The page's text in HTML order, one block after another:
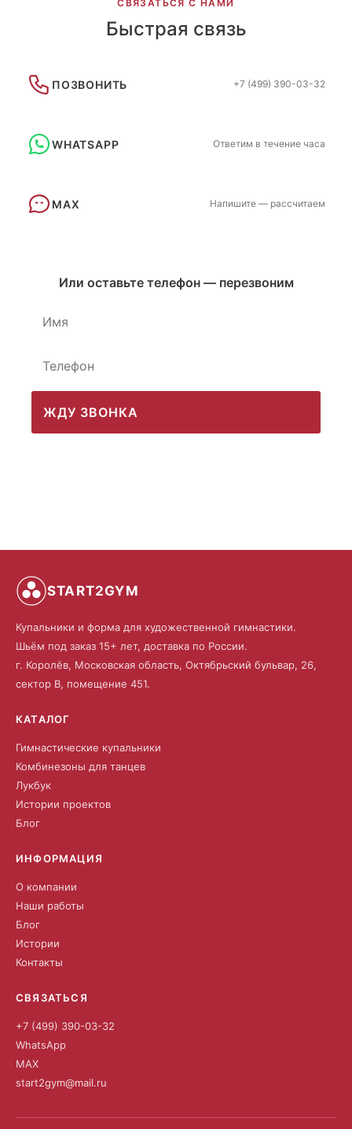
СВЯЗАТЬСЯ С НАМИ
Быстрая связь
ПОЗВОНИТЬ +7 (499) 390-03-32
WHATSAPP Ответим в течение часа
MAX Напишите — рассчитаем
Или оставьте телефон — перезвоним
ЖДУ ЗВОНКА
START2GYM
Купальники и форма для художественной гимнастики.
Шьём под заказ 15+ лет, доставка по России.
г. Королёв, Московская область, Октябрьский бульвар, 26,
сектор В, помещение 451.
КАТАЛОГ
Гимнастические купальники
Комбинезоны для танцев
Лукбук
Истории проектов
Блог
ИНФОРМАЦИЯ
О компании
Наши работы
Блог
Истории
Контакты
СВЯЗАТЬСЯ
+7 (499) 390-03-32
WhatsApp
MAX
start2gym@mail.ru